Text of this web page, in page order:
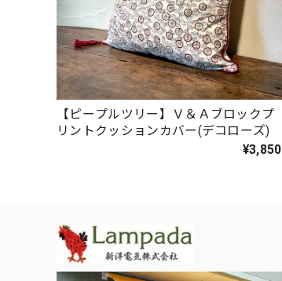
【ピープルツリー】Ｖ＆Ａブロックプ
リントクッションカバー(デコローズ)
¥3,850